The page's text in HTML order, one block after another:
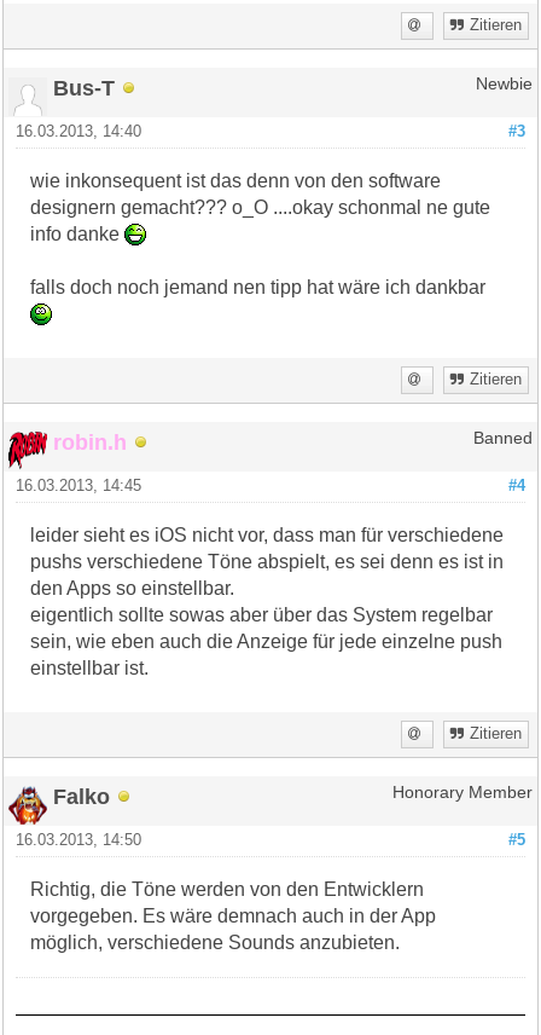
Zitieren
Bus-T Newbie
#3
16.03.2013, 14:40
wie inkonsequent ist das denn von den software
designern gemacht??? o_O ....okay schonmal ne gute
info danke
falls doch noch jemand nen tipp hat wäre ich dankbar
Zitieren
robin.h Banned
#4
16.03.2013, 14:45
leider sieht es iOS nicht vor, dass man für verschiedene
pushs verschiedene Töne abspielt, es sei denn es ist in
den Apps so einstellbar.
eigentlich sollte sowas aber über das System regelbar
sein, wie eben auch die Anzeige für jede einzelne push
einstellbar ist.
Zitieren
Falko Honorary Member
#5
16.03.2013, 14:50
Richtig, die Töne werden von den Entwicklern
vorgegeben. Es wäre demnach auch in der App
möglich, verschiedene Sounds anzubieten.